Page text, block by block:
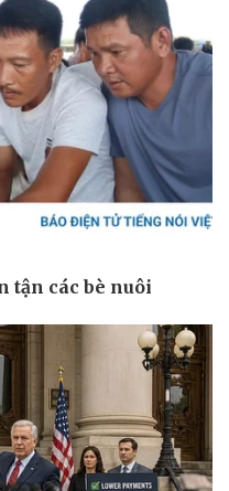
Quân sự - Quốc phòng
Việt Nam